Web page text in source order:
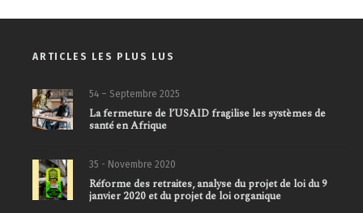
ARTICLES LES PLUS LUS
54 – Septembre 2025
La fermeture de l’USAID fragilise les systèmes de
santé en Afrique
35 - Novembre 2020
Réforme des retraites, analyse du projet de loi du 9
janvier 2020 et du projet de loi organique